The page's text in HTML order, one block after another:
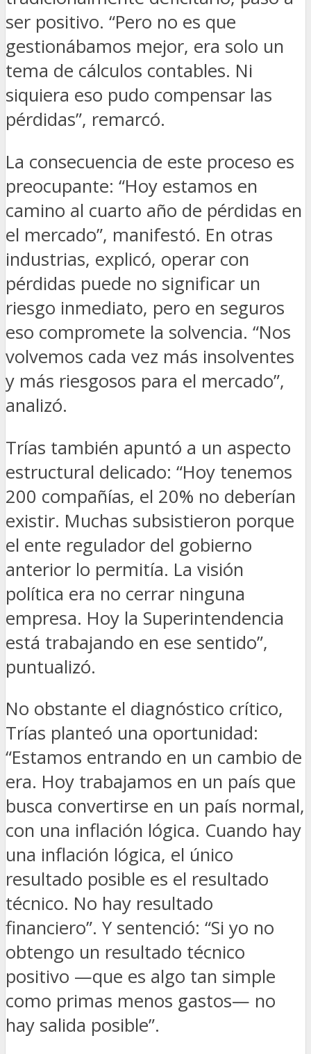
ser positivo. “Pero no es que
gestionábamos mejor, era solo un
tema de cálculos contables. Ni
siquiera eso pudo compensar las
pérdidas”, remarcó.
La consecuencia de este proceso es
preocupante: “Hoy estamos en
camino al cuarto año de pérdidas en
el mercado”, manifestó. En otras
industrias, explicó, operar con
pérdidas puede no significar un
riesgo inmediato, pero en seguros
eso compromete la solvencia. “Nos
volvemos cada vez más insolventes
y más riesgosos para el mercado”,
analizó.
Trías también apuntó a un aspecto
estructural delicado: “Hoy tenemos
200 compañías, el 20% no deberían
existir. Muchas subsistieron porque
el ente regulador del gobierno
anterior lo permitía. La visión
política era no cerrar ninguna
empresa. Hoy la Superintendencia
está trabajando en ese sentido”,
puntualizó.
No obstante el diagnóstico crítico,
Trías planteó una oportunidad:
“Estamos entrando en un cambio de
era. Hoy trabajamos en un país que
busca convertirse en un país normal,
con una inflación lógica. Cuando hay
una inflación lógica, el único
resultado posible es el resultado
técnico. No hay resultado
financiero”. Y sentenció: “Si yo no
obtengo un resultado técnico
positivo —que es algo tan simple
como primas menos gastos— no
hay salida posible”.